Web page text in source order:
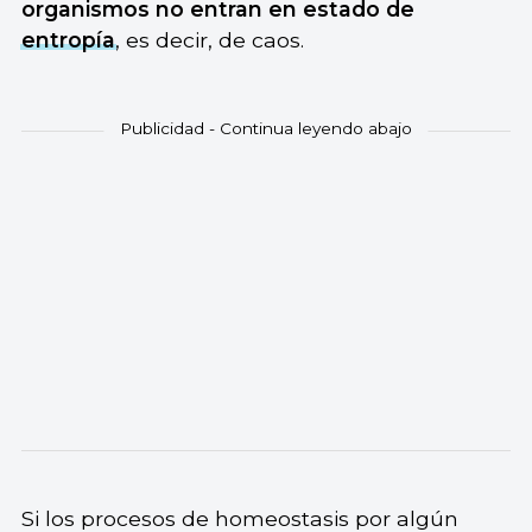
organismos no entran en estado de
entropía, es decir, de caos.
Si los procesos de homeostasis por algún